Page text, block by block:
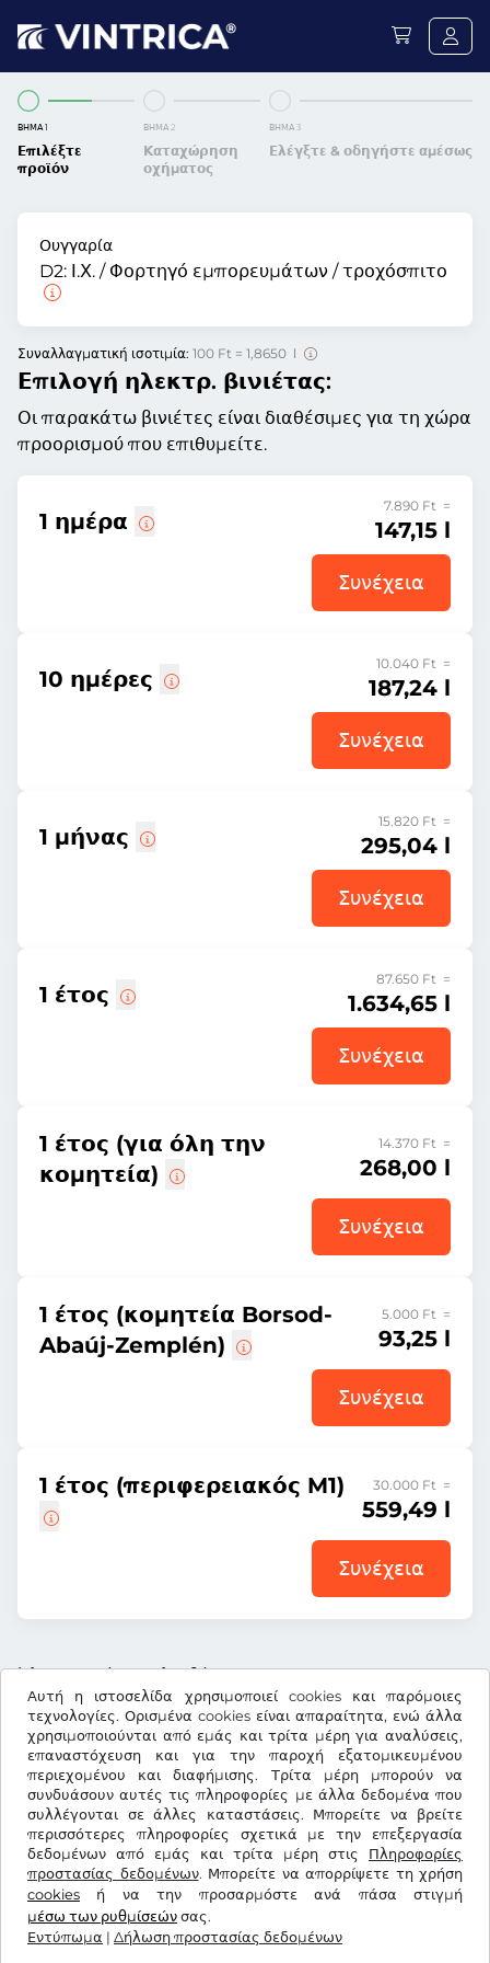
Αυτή η ιστοσελίδα χρησιμοποιεί cookies και παρόμοιες
τεχνολογίες. Ορισμένα cookies είναι απαραίτητα, ενώ άλλα
χρησιμοποιούνται από εμάς και τρίτα μέρη για αναλύσεις,
επαναστόχευση και για την παροχή εξατομικευμένου
περιεχομένου και διαφήμισης. Τρίτα μέρη μπορούν να
συνδυάσουν αυτές τις πληροφορίες με άλλα δεδομένα που
συλλέγονται σε άλλες καταστάσεις. Μπορείτε να βρείτε
περισσότερες πληροφορίες σχετικά με την επεξεργασία
δεδομένων από εμάς και τρίτα μέρη στις Πληροφορίες
προστασίας δεδομένων. Μπορείτε να απορρίψετε τη χρήση
cookies ή να την προσαρμόστε ανά πάσα στιγμή
μέσω των ρυθμίσεών σας.
Εντύπωμα | Δήλωση προστασίας δεδομένων
ΒΉΜΑ 1
Επιλέξτε
προϊόν
ΒΉΜΑ 2
Καταχώρηση
οχήματος
ΒΉΜΑ 3
Ελέγξτε & οδηγήστε αμέσως
Ουγγαρία
D2: Ι.Χ. / Φορτηγό εμπορευμάτων / τροχόσπιτο
Συναλλαγματική ισοτιμία: 100 Ft = 1,8650 l
Επιλογή ηλεκτρ. βινιέτας:
Οι παρακάτω βινιέτες είναι διαθέσιμες για τη χώρα
προορισμού που επιθυμείτε.
1 ημέρα
7.890 Ft =
147,15 l
Συνέχεια
10 ημέρες
10.040 Ft =
187,24 l
Συνέχεια
1 μήνας
15.820 Ft =
295,04 l
Συνέχεια
1 έτος
87.650 Ft =
1.634,65 l
Συνέχεια
1 έτος (για όλη την
κομητεία)
14.370 Ft =
268,00 l
Συνέχεια
1 έτος (κομητεία Borsod-
Abaúj-Zemplén)
5.000 Ft =
93,25 l
Συνέχεια
1 έτος (περιφερειακός M1) 30.000 Ft =
559,49 l
Συνέχεια
Όλες οι τιμές περιλαμβάνουν ΦΠΑ.
RON
Facebook Instagram
Όροι & προϋποθέσεις / Δικαίωμα Υπαναχώρησης
Δήλωση προστασίας δεδομένων
Ρυθμίσεις cookies